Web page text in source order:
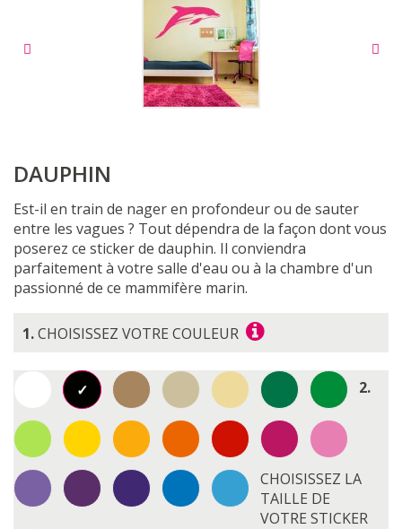
DAUPHIN
Est-il en train de nager en profondeur ou de sauter
entre les vagues ? Tout dépendra de la façon dont vous
poserez ce sticker de dauphin. Il conviendra
parfaitement à votre salle d'eau ou à la chambre d'un
passionné de ce mammifère marin.
1.CHOISISSEZ VOTRE COULEUR
2.
CHOISISSEZ LA
TAILLE DE
VOTRE STICKER